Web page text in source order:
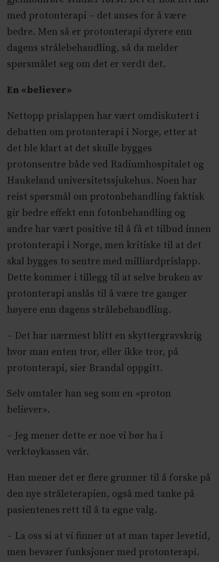
med protonterapi – det anses for å være
bedre. Men så er protonterapi dyrere enn
dagens strålebehandling, så da melder
spørsmålet seg om det er verdt det.
En «believer»
Nettopp prislappen har vært omdiskutert i
debatten om protonterapi i Norge, etter at
det ble klart at det skulle bygges
protonsentre både ved Radiumhospitalet og
Haukeland universitetssjukehus. Noen har
reist spørsmål om protonbehandling faktisk
gir bedre effekt enn fotonbehandling og
andre har vært positive til å få et tilbud innen
protonterapi i Norge, men kritiske til at det
skal bygges to sentre med milliardprislapp.
Dette kommer i tillegg til at selve bruken av
protonterapi anslås til å være tre ganger
høyere enn dagens strålebehandling.
– Det har nærmest blitt en skyttergravskrig
hvor man enten tror, eller ikke tror, på
protonterapi, sier Brandal oppgitt.
Selv omtaler han seg som en «proton
believer».
– Jeg mener dette er noe vi bør ha i
verktøykassen vår.
Han mener det er flere grunner til å forske på
den nye stråleterapien, også med tanke på
pasientenes rett til å ta egne valg.
– La oss si at vi finner ut at man taper levetid,
men bevarer funksjoner med protonterapi.